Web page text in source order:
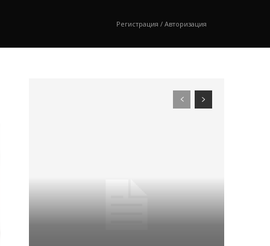
Регистрация / Авторизация